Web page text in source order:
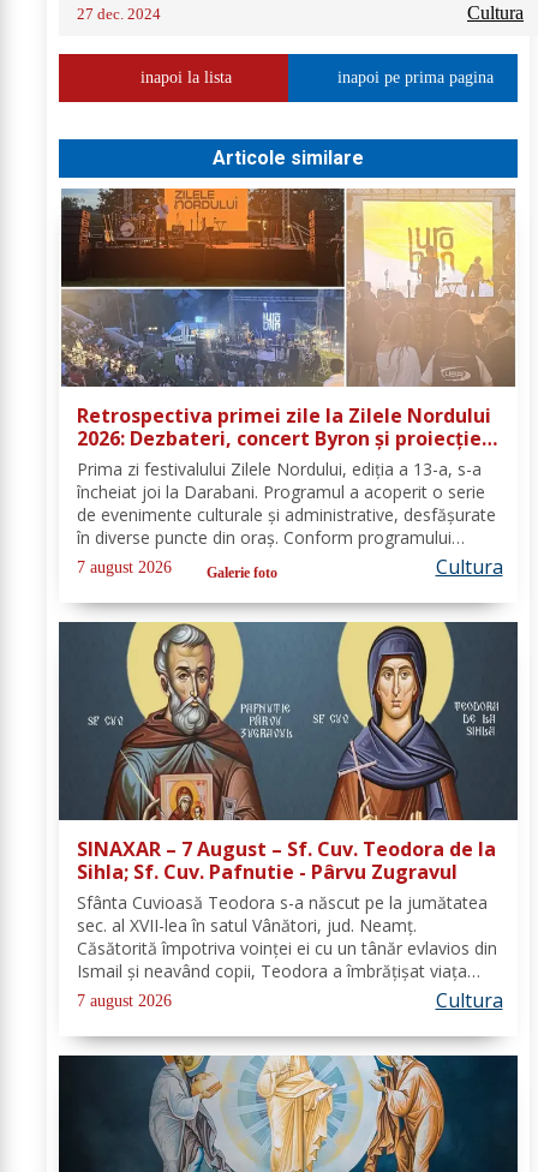
27 dec. 2024 Cultura
inapoi la lista inapoi pe prima pagina
Articole similare
Retrospectiva primei zile la Zilele Nordului
2026: Dezbateri, concert Byron și proiecție
de film
Prima zi festivalului Zilele Nordului, ediția a 13-a, s-a
încheiat joi la Darabani. Programul a acoperit o serie
de evenimente culturale și administrative, desfășurate
în diverse puncte din oraș. Conform programului
oficial comunicat de Asociația Nord, mai jos se
regăsește sinteza activităților,...
7 august 2026 Galerie foto Cultura
SINAXAR – 7 August – Sf. Cuv. Teodora de la
Sihla; Sf. Cuv. Pafnutie - Pârvu Zugravul
Sfânta Cuvioasă Teodora s-a născut pe la jumătatea
sec. al XVII-lea în satul Vânători, jud. Neamţ.
Căsătorită împotriva voinţei ei cu un tânăr evlavios din
Ismail şi neavând copii, Teodora a îmbrăţişat viaţa
monahală la Schitul Vărzăreşti, Vrancea, iar soţul ei,
de asemenea, s-a călugărit la...
7 august 2026 Cultura